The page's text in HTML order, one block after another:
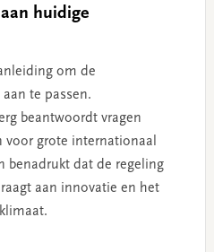
huidige
om de
te passen.
beantwoordt vragen
voor grote internationaal
benadrukt dat de regeling
aan innovatie en het